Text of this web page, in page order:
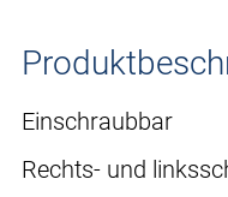
Einschraubbar
Rechts- und